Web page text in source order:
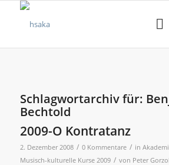
Schlagwortarchiv für:
Bechtold
2009-O Kontratanz
2. Dezember 2008 / 0 Kommentare / in
Musisch-kulturelle Kurse 2009 / von Peter